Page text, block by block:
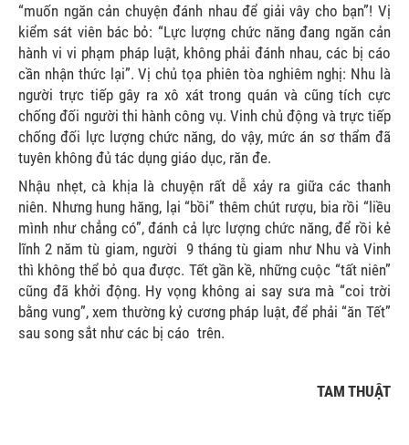
“muốn ngăn cản chuyện đánh nhau để giải vây cho bạn”! Vị
kiểm sát viên bác bỏ: “Lực lượng chức năng đang ngăn cản
hành vi vi phạm pháp luật, không phải đánh nhau, các bị cáo
cần nhận thức lại”. Vị chủ tọa phiên tòa nghiêm nghị: Nhu là
người trực tiếp gây ra xô xát trong quán và cũng tích cực
chống đối người thi hành công vụ. Vinh chủ động và trực tiếp
chống đối lực lượng chức năng, do vậy, mức án sơ thẩm đã
tuyên không đủ tác dụng giáo dục, răn đe.
Nhậu nhẹt, cà khịa là chuyện rất dễ xảy ra giữa các thanh
niên. Nhưng hung hăng, lại “bồi” thêm chút rượu, bia rồi “liều
mình như chẳng có”, đánh cả lực lượng chức năng, để rồi kẻ
lĩnh 2 năm tù giam, người 9 tháng tù giam như Nhu và Vinh
thì không thể bỏ qua được. Tết gần kề, những cuộc “tất niên”
cũng đã khởi động. Hy vọng không ai say sưa mà “coi trời
bằng vung”, xem thường kỷ cương pháp luật, để phải “ăn Tết”
sau song sắt như các bị cáo trên.
TAM THUẬT